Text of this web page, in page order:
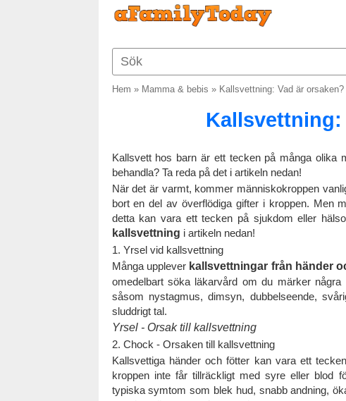
Hem » Mamma & bebis » Kallsvettning: Vad är orsaken?
Kallsvettning:
Kallsvett hos barn är ett tecken på många olika
behandla? Ta reda på det i artikeln nedan!
När det är varmt, kommer människokroppen
bort en del av överflödiga gifter i kroppen. Men
detta kan vara ett tecken på sjukdom eller
kallsvettning i artikeln nedan!
1. Yrsel vid kallsvettning
Många upplever kallsvettningar från händer
omedelbart söka läkarvård om du märker
såsom nystagmus, dimsyn, dubbelseende,
sluddrigt tal.
Yrsel - Orsak till kallsvettning
2. Chock - Orsaken till kallsvettning
Kallsvettiga händer och fötter kan vara ett
kroppen inte får tillräckligt med syre eller blod
typiska symtom som blek hud, snabb andning,